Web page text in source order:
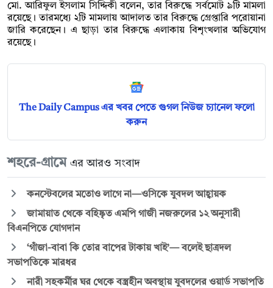
মো. আরিফুল ইসলাম সিদ্দিকী বলেন, তার বিরুদ্ধে সর্বমোট ৯টি মামলা
রয়েছে। তারমধ্যে ২টি মামলায় আদালত তার বিরুদ্ধে গ্রেপ্তারি পরোয়ানা
জারি করেছেন। এ ছাড়া তার বিরুদ্ধে এলাকায় বিশৃংখলার অভিযোগ
রয়েছে।
The Daily Campus এর খবর পেতে গুগল নিউজ চ্যানেল ফলো
করুন
শহরে-গ্রামে এর আরও সংবাদ
কনস্টেবলের মতোও লাগে না—ওসিকে যুবদল আহ্বায়ক
জামায়াত থেকে বহিষ্কৃত এমপি গাজী নজরুলের ১২ অনুসারী
বিএনপিতে যোগদান
‘গাঁজা-বাবা কি তোর বাপের টাকায় খাই’— বলেই ছাত্রদল
সভাপতিকে মারধর
নারী সহকর্মীর ঘর থেকে বস্ত্রহীন অবস্থায় যুবদলের ওয়ার্ড সভাপতি